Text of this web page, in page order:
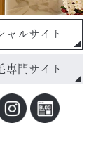
ャルサイト
専門サイト